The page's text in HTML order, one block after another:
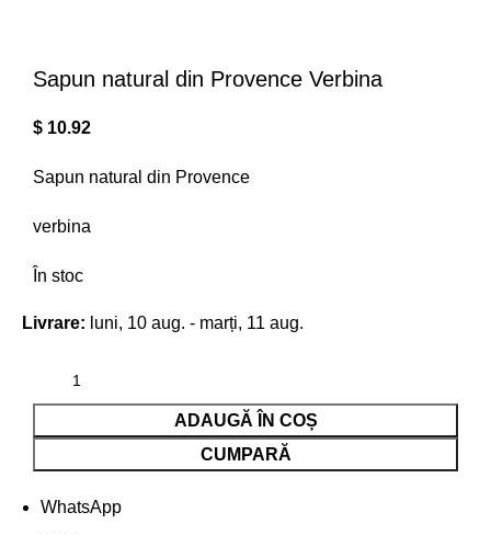
Sapun natural din Provence Verbina
$ 10.92
Sapun natural din Provence
verbina
În stoc
Livrare: luni, 10 aug. - marți, 11 aug.
ADAUGĂ ÎN COȘ
CUMPARĂ
WhatsApp